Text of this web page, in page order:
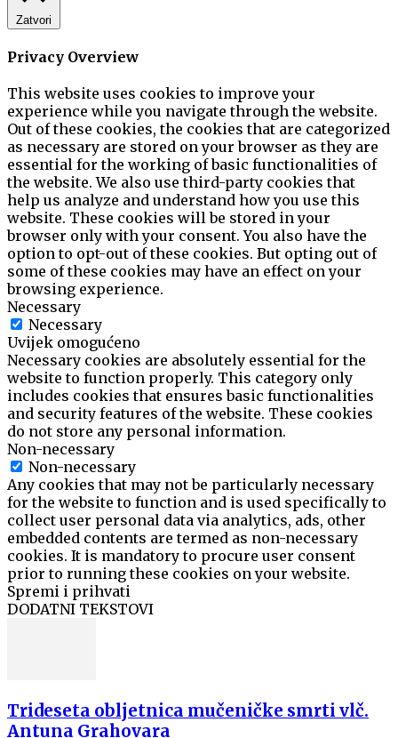
Zatvori
Privacy Overview
This website uses cookies to improve your
experience while you navigate through the website.
Out of these cookies, the cookies that are categorized
as necessary are stored on your browser as they are
essential for the working of basic functionalities of
the website. We also use third-party cookies that
help us analyze and understand how you use this
website. These cookies will be stored in your
browser only with your consent. You also have the
option to opt-out of these cookies. But opting out of
some of these cookies may have an effect on your
browsing experience.
Necessary
Necessary
Uvijek omogućeno
Necessary cookies are absolutely essential for the
website to function properly. This category only
includes cookies that ensures basic functionalities
and security features of the website. These cookies
do not store any personal information.
Non-necessary
Non-necessary
Any cookies that may not be particularly necessary
for the website to function and is used specifically to
collect user personal data via analytics, ads, other
embedded contents are termed as non-necessary
cookies. It is mandatory to procure user consent
prior to running these cookies on your website.
Spremi i prihvati
DODATNI TEKSTOVI
Trideseta obljetnica mučeničke smrti vlč.
Antuna Grahovara